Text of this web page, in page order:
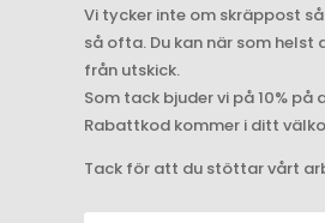
Vi tycker inte om skräppost
så ofta. Du kan när som helst
från utskick.
Som tack bjuder vi på 10% på
Rabattkod kommer i ditt
Tack för att du stöttar vårt